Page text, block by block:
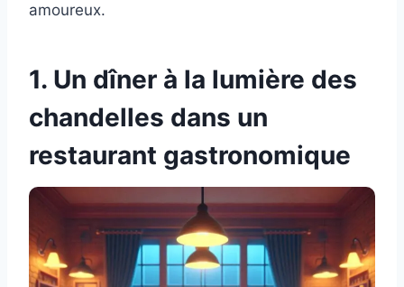
amoureux.
1. Un dîner à la lumière des
chandelles dans un
restaurant gastronomique